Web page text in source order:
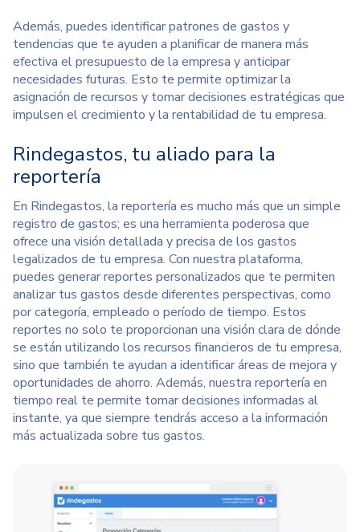
Además, puedes identificar patrones de gastos y
tendencias que te ayuden a planificar de manera más
efectiva el presupuesto de la empresa y anticipar
necesidades futuras. Esto te permite optimizar la
asignación de recursos y tomar decisiones estratégicas que
impulsen el crecimiento y la rentabilidad de tu empresa.
Rindegastos, tu aliado para la
reportería
En Rindegastos, la reportería es mucho más que un simple
registro de gastos; es una herramienta poderosa que
ofrece una visión detallada y precisa de los gastos
legalizados de tu empresa. Con nuestra plataforma,
puedes generar reportes personalizados que te permiten
analizar tus gastos desde diferentes perspectivas, como
por categoría, empleado o período de tiempo. Estos
reportes no solo te proporcionan una visión clara de dónde
se están utilizando los recursos financieros de tu empresa,
sino que también te ayudan a identificar áreas de mejora y
oportunidades de ahorro. Además, nuestra reportería en
tiempo real te permite tomar decisiones informadas al
instante, ya que siempre tendrás acceso a la información
más actualizada sobre tus gastos.